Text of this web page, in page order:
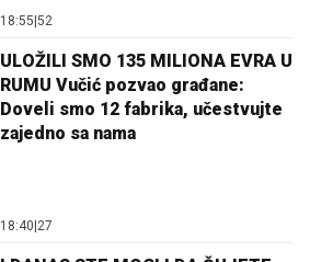
18:55 52
ULOŽILI SMO 135 MILIONA EVRA U
RUMU Vučić pozvao građane:
Doveli smo 12 fabrika, učestvujte
zajedno sa nama
18:40 27